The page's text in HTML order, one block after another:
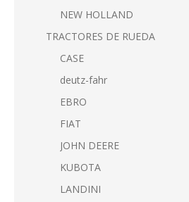
NEW HOLLAND
TRACTORES DE RUEDA
CASE
deutz-fahr
EBRO
FIAT
JOHN DEERE
KUBOTA
LANDINI